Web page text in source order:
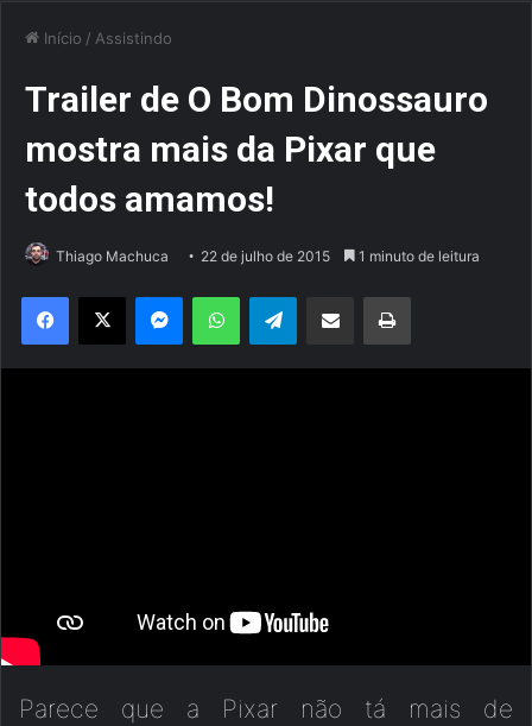
Início / Assistindo
Trailer de O Bom Dinossauro
mostra mais da Pixar que
todos amamos!
Thiago Machuca 22 de julho de 2015 1 minuto de leitura
Parece que a Pixar não tá mais de